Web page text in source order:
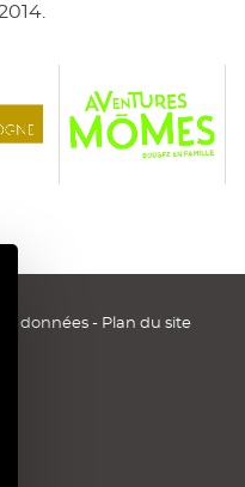
données - Plan du site